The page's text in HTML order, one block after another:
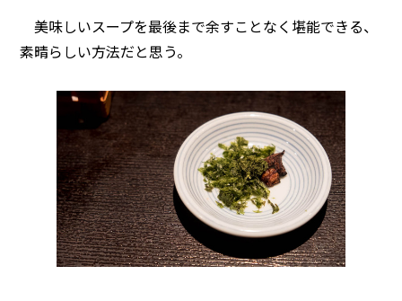
美味しいスープを最後まで余すことなく堪能できる、
素晴らしい方法だと思う。